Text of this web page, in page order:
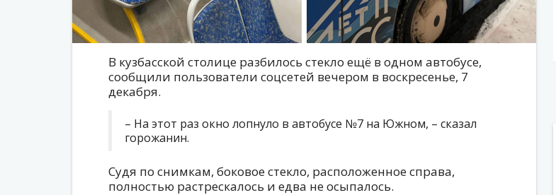
В кузбасской столице разбилось стекло ещё в одном автобусе,
сообщили пользователи соцсетей вечером в воскресенье, 7
декабря.
– На этот раз окно лопнуло в автобусе №7 на Южном, – сказал
горожанин.
Судя по снимкам, боковое стекло, расположенное справа,
полностью растрескалось и едва не осыпалось.